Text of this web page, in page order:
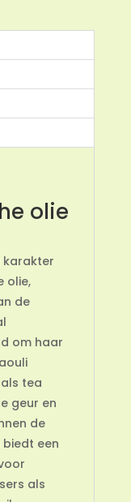
olie
karakter
olie,
de
om haar
tea
geur en
de
een
als